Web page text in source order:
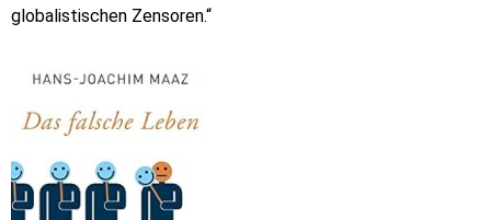
globalistischen Zensoren.“